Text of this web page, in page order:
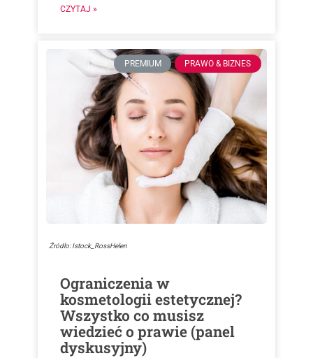
CZYTAJ »
PREMIUM PRAWO & BIZNES
Źródlo: Istock_RossHelen
Ograniczenia w
kosmetologii estetycznej?
Wszystko co musisz
wiedzieć o prawie (panel
dyskusyjny)